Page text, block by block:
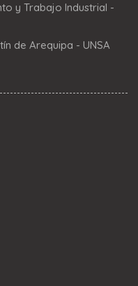
y Trabajo Industrial -
de Arequipa - UNSA